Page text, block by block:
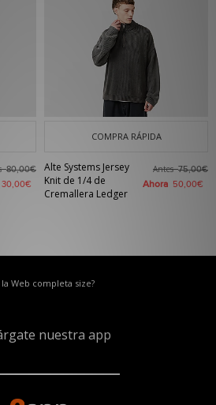
80,00€
30,00€
COMPRA RÁPIDA
Alte Systems Jersey
Knit de 1/4 de
Cremallera Ledger
Antes75,00€
Ahora 50,00€
Web completa size?
nuestra app